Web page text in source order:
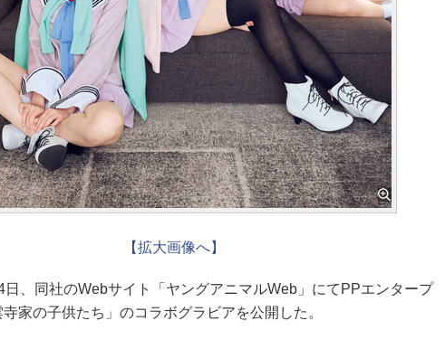
【拡大画像へ】
、同社のWebサイト「ヤングアニマルWeb」にてPPエンタープ
家の子供たち」のコラボグラビアを公開した。